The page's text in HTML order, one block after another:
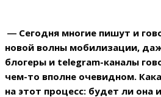
― Сегодня многие пишут и
новой волны мобилизации,
блогеры и telegram-каналы
чем-то вполне очевидном.
на этот процесс: будет ли она